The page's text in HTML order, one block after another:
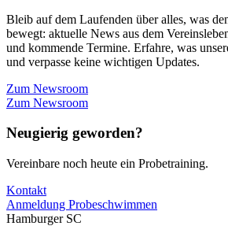
Bleib auf dem Laufenden über alles, was
bewegt: aktuelle News aus dem
und kommende Termine. Erfahre, was
und verpasse keine wichtigen Updates.
Zum Newsroom
Zum Newsroom
Neugierig geworden?
Vereinbare noch heute ein Probetraining.
Kontakt
Anmeldung Probeschwimmen
Hamburger SC